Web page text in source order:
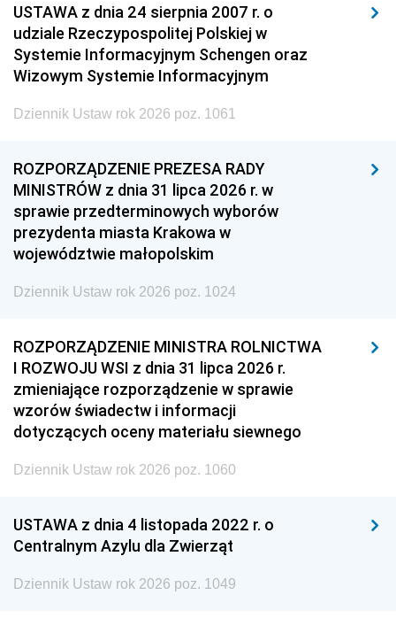
USTAWA z dnia 24 sierpnia 2007 r. o
udziale Rzeczypospolitej Polskiej w
Systemie Informacyjnym Schengen oraz
Wizowym Systemie Informacyjnym
Dziennik Ustaw rok 2026 poz. 1061
ROZPORZĄDZENIE PREZESA RADY
MINISTRÓW z dnia 31 lipca 2026 r. w
sprawie przedterminowych wyborów
prezydenta miasta Krakowa w
województwie małopolskim
Dziennik Ustaw rok 2026 poz. 1024
ROZPORZĄDZENIE MINISTRA ROLNICTWA
I ROZWOJU WSI z dnia 31 lipca 2026 r.
zmieniające rozporządzenie w sprawie
wzorów świadectw i informacji
dotyczących oceny materiału siewnego
Dziennik Ustaw rok 2026 poz. 1060
USTAWA z dnia 4 listopada 2022 r. o
Centralnym Azylu dla Zwierząt
Dziennik Ustaw rok 2026 poz. 1049